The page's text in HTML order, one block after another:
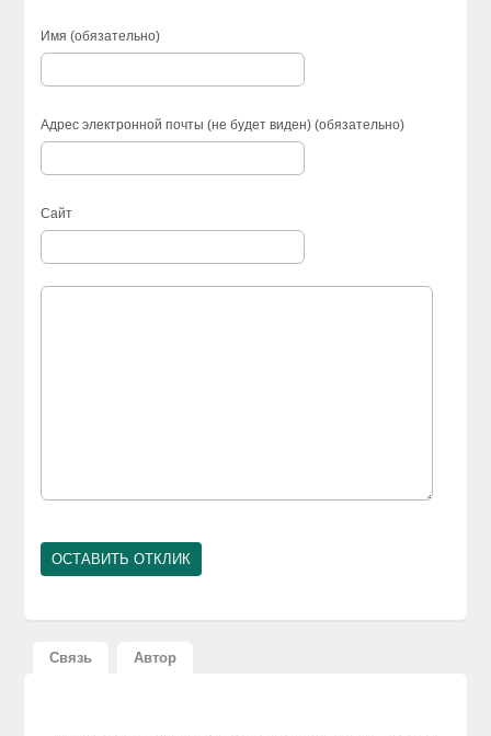
Имя (обязательно)
Адрес электронной почты (не будет виден) (обязательно)
Сайт
Связь Автор